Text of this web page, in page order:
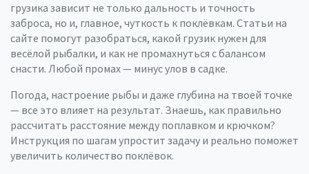
грузика зависит не только дальность и точность
заброса, но и, главное, чуткость к поклёвкам. Статьи на
сайте помогут разобраться, какой грузик нужен для
весёлой рыбалки, и как не промахнуться с балансом
снасти. Любой промах — минус улов в садке.
Погода, настроение рыбы и даже глубина на твоей точке
— все это влияет на результат. Знаешь, как правильно
рассчитать расстояние между поплавком и крючком?
Инструкция по шагам упростит задачу и реально поможет
увеличить количество поклёвок.